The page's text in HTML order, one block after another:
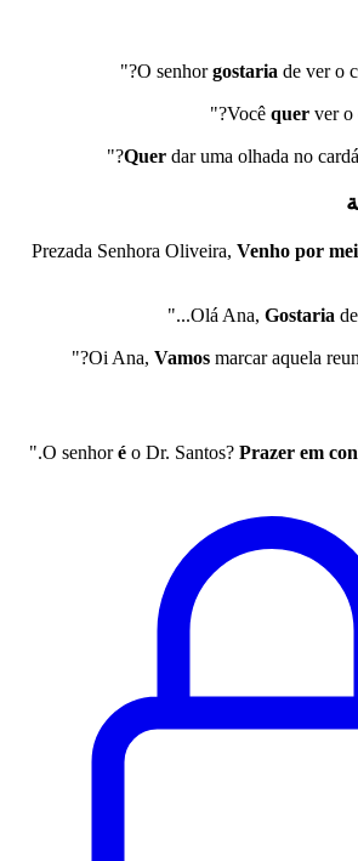
gostaria de ver o
quer ver o
Quer dar uma olhada no
Venho por
Gostaria de
Vamos marcar aquela
é o Dr. Santos? Prazer em
."